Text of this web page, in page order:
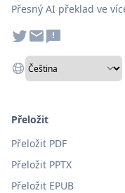
Přesný AI překlad ve
Přeložit
Přeložit PDF
Přeložit PPTX
Přeložit EPUB